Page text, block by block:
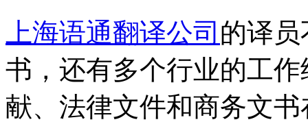
上海语通翻译公司 的译
书，还有多个行业的工
献、法律文件和商务文